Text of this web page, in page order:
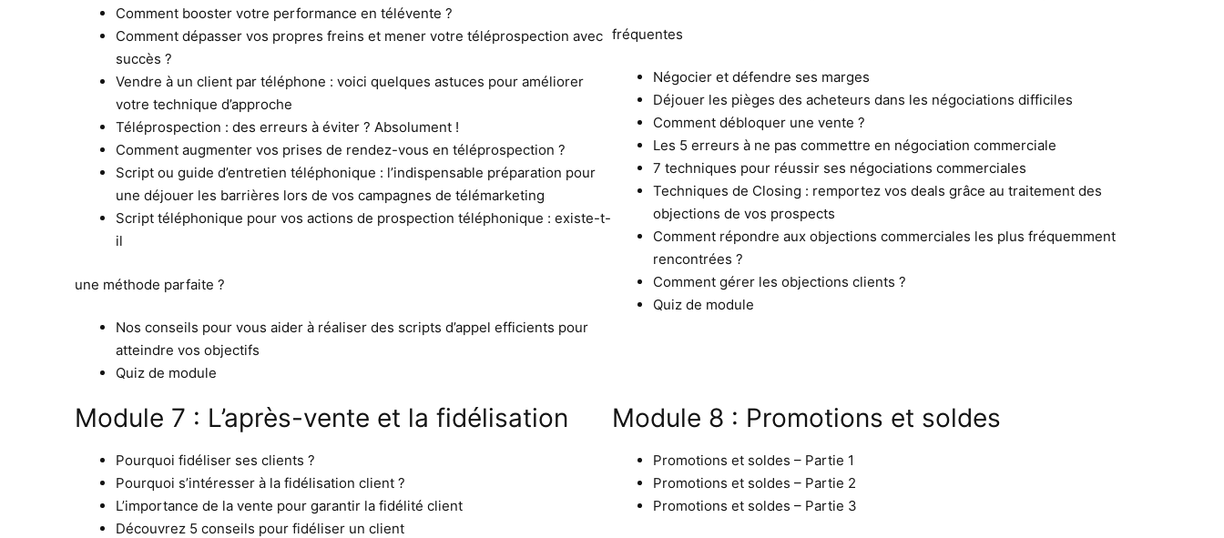
Comment booster votre performance en télévente ?
Comment dépasser vos propres freins et mener votre téléprospection avec
succès ?
Vendre à un client par téléphone : voici quelques astuces pour améliorer
votre technique d’approche
Téléprospection : des erreurs à éviter ? Absolument !
Comment augmenter vos prises de rendez-vous en téléprospection ?
Script ou guide d’entretien téléphonique : l’indispensable préparation pour
une déjouer les barrières lors de vos campagnes de télémarketing
Script téléphonique pour vos actions de prospection téléphonique : existe-t-
il
une méthode parfaite ?
Nos conseils pour vous aider à réaliser des scripts d’appel efficients pour
atteindre vos objectifs
Quiz de module
fréquentes
Négocier et défendre ses marges
Déjouer les pièges des acheteurs dans les négociations difficiles
Comment débloquer une vente ?
Les 5 erreurs à ne pas commettre en négociation commerciale
7 techniques pour réussir ses négociations commerciales
Techniques de Closing : remportez vos deals grâce au traitement des
objections de vos prospects
Comment répondre aux objections commerciales les plus fréquemment
rencontrées ?
Comment gérer les objections clients ?
Quiz de module
Module 7 : L’après-vente et la fidélisation
Pourquoi fidéliser ses clients ?
Pourquoi s’intéresser à la fidélisation client ?
L’importance de la vente pour garantir la fidélité client
Découvrez 5 conseils pour fidéliser un client
Module 8 : Promotions et soldes
Promotions et soldes – Partie 1
Promotions et soldes – Partie 2
Promotions et soldes – Partie 3